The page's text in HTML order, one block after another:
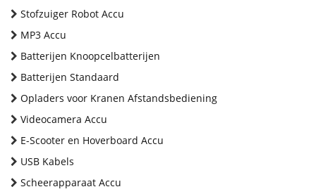
Stofzuiger Robot Accu
MP3 Accu
Batterijen Knoopcelbatterijen
Batterijen Standaard
Opladers voor Kranen Afstandsbediening
Videocamera Accu
E-Scooter en Hoverboard Accu
USB Kabels
Scheerapparaat Accu